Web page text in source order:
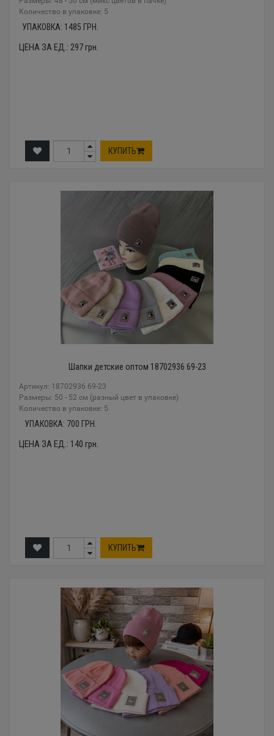
Количество в упаковке: 5
УПАКОВКА: 1485 ГРН.
ЦЕНА ЗА ЕД.: 297грн.
КУПИТЬ
Шапки детские оптом 18702936 69-23
Артикул: 18702936 69-23
Размеры: 50 - 52 см (разный цвет в упаковке)
Количество в упаковке: 5
УПАКОВКА: 700 ГРН.
ЦЕНА ЗА ЕД.: 140 грн.
КУПИТЬ